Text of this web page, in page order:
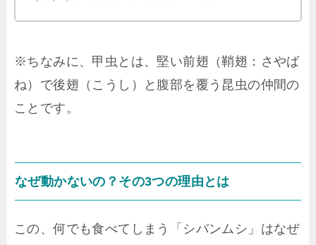
※ちなみに、甲虫とは、堅い前翅（鞘翅：さやば
ね）で後翅（こうし）と腹部を覆う昆虫の仲間の
ことです。
なぜ動かないの？その3つの理由とは
この、何でも食べてしまう「シバンムシ」はなぜ